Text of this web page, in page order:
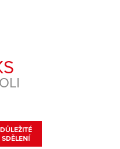
DŮLEŽITÉ
SDĚLENÍ